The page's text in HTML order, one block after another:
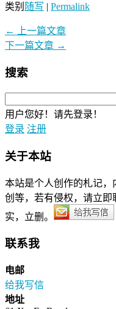
类别 随写 | Permalink
←
上一篇文章
下一篇文章 →
搜索
用户您好！请先登录！
登录 注册
关于本站
本站是个人创作的札记
创等，若有侵权，请立
实，立删。
联系我
电邮
给我写信
地址